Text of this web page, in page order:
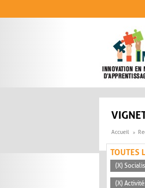
Accueil
TOUTES
(X)
(X)